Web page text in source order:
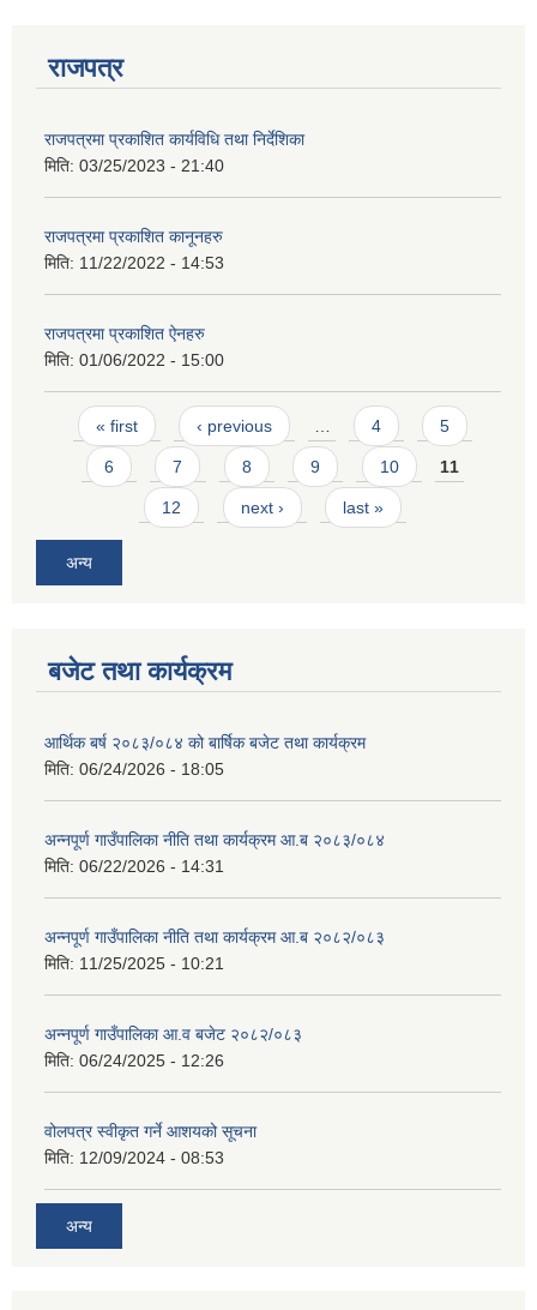
राजपत्र
राजपत्रमा प्रकाशित कार्यविधि तथा निर्देशिका
मिति: 03/25/2023 - 21:40
राजपत्रमा प्रकाशित कानूनहरु
मिति: 11/22/2022 - 14:53
राजपत्रमा प्रकाशित ऐनहरु
मिति: 01/06/2022 - 15:00
Pages
« first ‹ previous 4 5
6 7 8 9 10 11
12 next › last »
अन्य
बजेट तथा कार्यक्रम
आर्थिक बर्ष २०८३/०८४ को बार्षिक बजेट तथा कार्यक्रम
मिति: 06/24/2026 - 18:05
अन्नपूर्ण गाउँपालिका नीति तथा कार्यक्रम आ.ब २०८३/०८४
मिति: 06/22/2026 - 14:31
अन्नपूर्ण गाउँपालिका नीति तथा कार्यक्रम आ.ब २०८२/०८३
मिति: 11/25/2025 - 10:21
अन्नपूर्ण गाउँपालिका आ.व बजेट २०८२/०८३
मिति: 06/24/2025 - 12:26
वोलपत्र स्वीकृत गर्ने आशयको सूचना
मिति: 12/09/2024 - 08:53
अन्य